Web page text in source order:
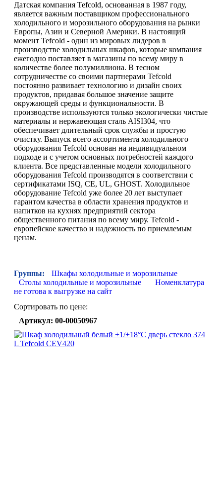
Датская компания Tefcold, основанная в 1987 году,
является важным поставщиком профессионального
холодильного и морозильного оборудования на рынки
Европы, Азии и Северной Америки. В настоящий
момент Tefcold - один из мировых лидеров в
производстве холодильных шкафов, которые компания
ежегодно поставляет в магазины по всему миру в
количестве более полумиллиона. В тесном
сотрудничестве со своими партнерами Tefcold
постоянно развивает технологию и дизайн своих
продуктов, придавая большое значение защите
окружающей среды и функциональности. В
производстве используются только экологически чистые
материалы и нержавеющая сталь AISI304, что
обеспечивает длительный срок службы и простую
очистку. Выпуск всего ассортимента холодильного
оборудования Tefcold основан на индивидуальном
подходе и с учетом основных потребностей каждого
клиента. Все представленные модели холодильного
оборудования Tefcold производятся в соответствии с
сертификатами ISQ, CE, UL, GHOST. Холодильное
оборудование Tefcold уже более 20 лет выступает
гарантом качества в области хранения продуктов и
напитков на кухнях предприятий сектора
общественного питания по всему миру. Tefcold -
европейское качество и надежность по приемлемым
ценам.
Группы:
Шкафы холодильные и морозильные
Столы холодильные и морозильные
Номенклатура
не готова к выгрузке на сайт
Сортировать по цене:
Артикул: 00-00050967